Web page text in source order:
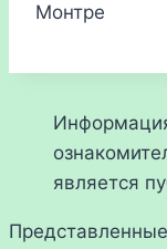
Монтре
является